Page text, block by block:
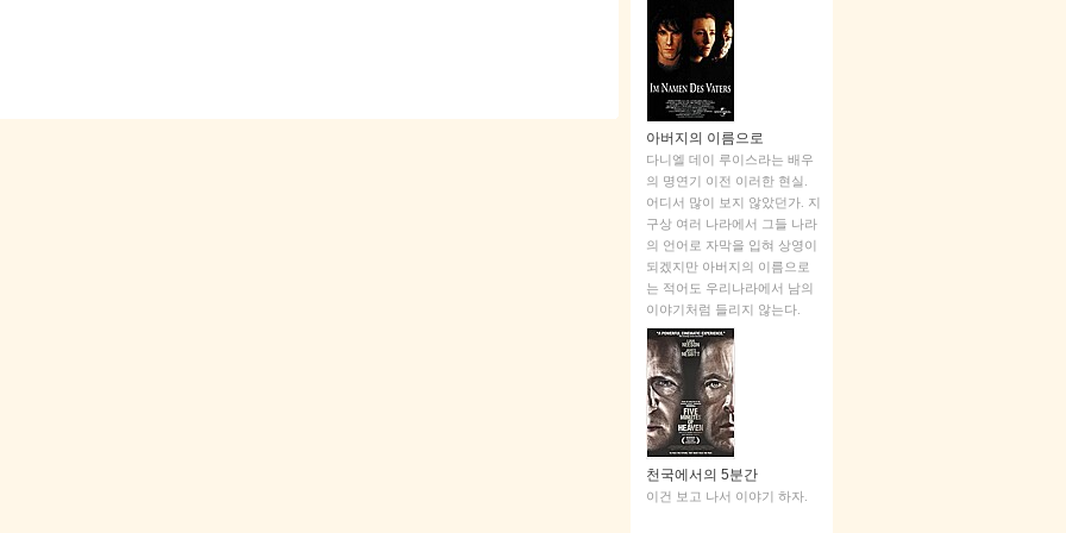
아버지의 이름으로
다니엘 데이 루이스라는 배우
의 명연기 이전 이러한 현실.
어디서 많이 보지 않았던가. 지
구상 여러 나라에서 그들 나라
의 언어로 자막을 입혀 상영이
되겠지만 아버지의 이름으로
는 적어도 우리나라에서 남의
이야기처럼 들리지 않는다.
천국에서의 5분간
이건 보고 나서 이야기 하자.